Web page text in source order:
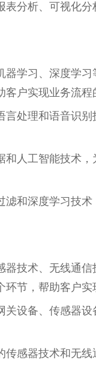
分析、可视化
学习、深度学
户实现业务流程
处理和语音识
人工智能技术
和深度学习技
技术、无线通
节，帮助客户实
设备、传感器
感器技术和无